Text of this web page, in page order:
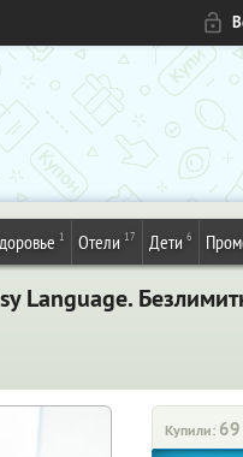
1 Отели 17 Дети 6
Language.
Купили: 69